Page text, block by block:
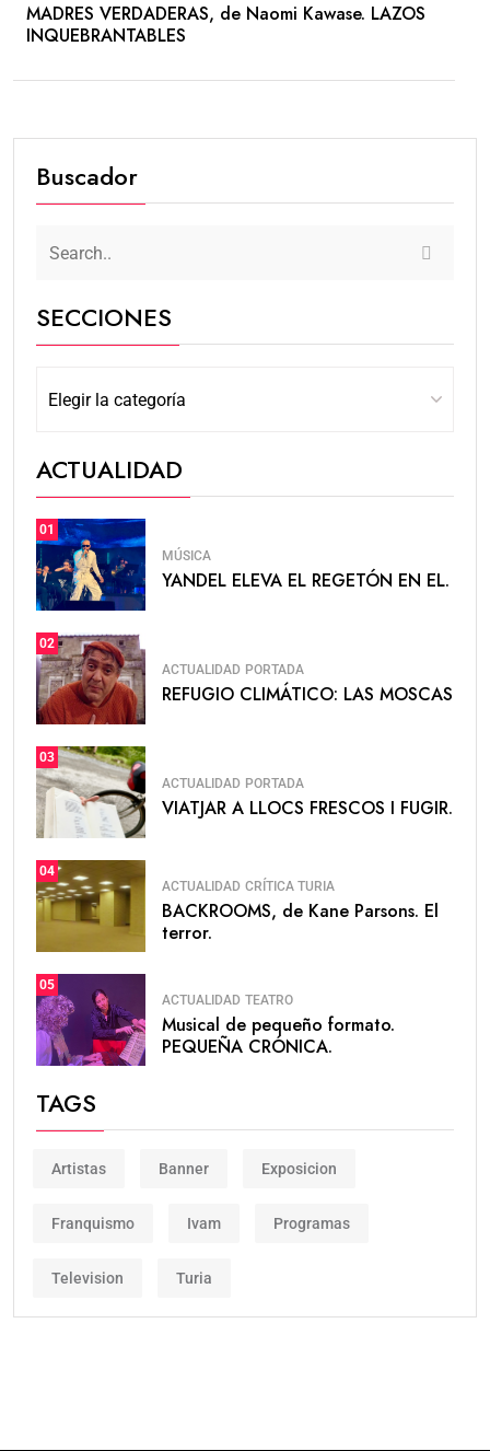
MADRES VERDADERAS, de Naomi Kawase. LAZOS
INQUEBRANTABLES
Buscador
SECCIONES
ACTUALIDAD
01
MÚSICA
YANDEL ELEVA EL REGETÓN EN EL.
02
ACTUALIDAD PORTADA
REFUGIO CLIMÁTICO: LAS MOSCAS
03
ACTUALIDAD PORTADA
VIATJAR A LLOCS FRESCOS I FUGIR.
04
ACTUALIDAD CRÍTICA TURIA
BACKROOMS, de Kane Parsons. El
terror.
05
ACTUALIDAD TEATRO
Musical de pequeño formato.
PEQUEÑA CRÓNICA.
TAGS
Artistas Banner Exposicion
Franquismo Ivam Programas
Television Turia